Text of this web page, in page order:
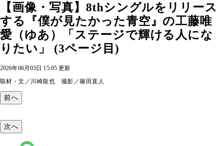
【画像・写真】8thシングルをリリース
する『僕が見たかった青空』の工藤唯
愛（ゆあ）「ステージで輝ける人にな
りたい」 (3ページ目)
2026年06月03日 15:05 更新
取材・文／川崎龍也 撮影／篠田直人
前へ
次へ